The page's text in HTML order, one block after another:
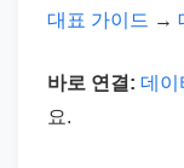
대표 가이드 →
바로 연결: 데이
요.